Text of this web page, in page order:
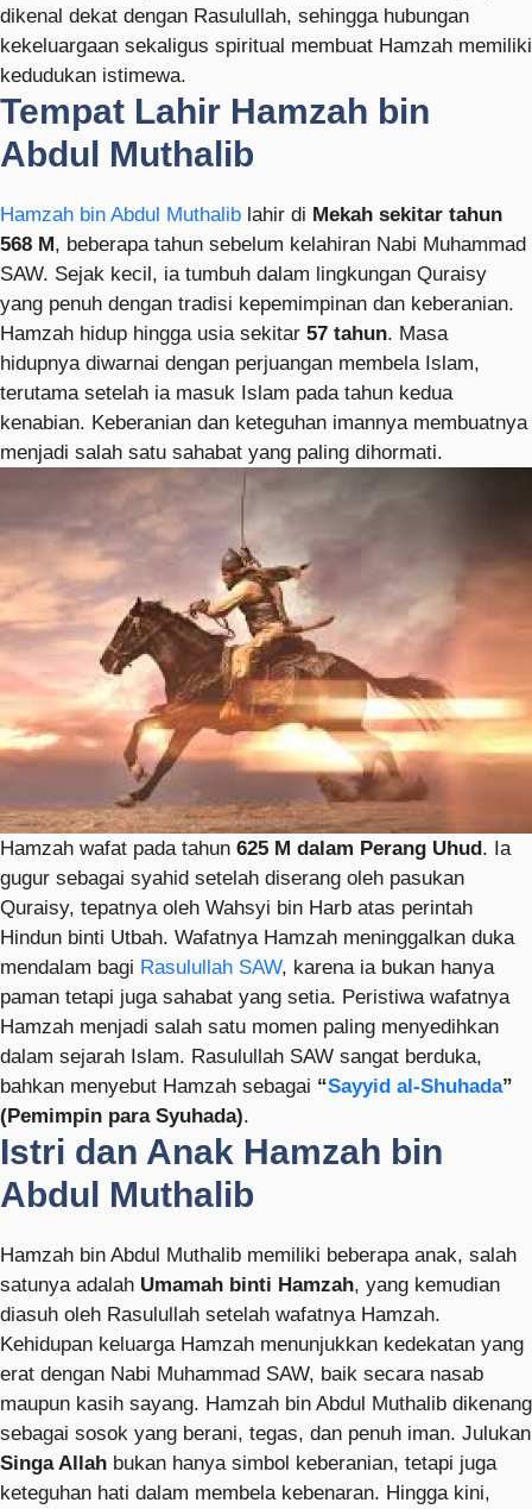
dikenal dekat dengan Rasulullah, sehingga hubungan
kekeluargaan sekaligus spiritual membuat Hamzah memiliki
kedudukan istimewa.
Tempat Lahir Hamzah bin
Abdul Muthalib
Hamzah bin Abdul Muthalib lahir di Mekah sekitar tahun
568 M , beberapa tahun sebelum kelahiran Nabi Muhammad
SAW. Sejak kecil, ia tumbuh dalam lingkungan Quraisy
yang penuh dengan tradisi kepemimpinan dan keberanian.
Hamzah hidup hingga usia sekitar 57 tahun. Masa
hidupnya diwarnai dengan perjuangan membela Islam,
terutama setelah ia masuk Islam pada tahun kedua
kenabian. Keberanian dan keteguhan imannya membuatnya
menjadi salah satu sahabat yang paling dihormati.
Hamzah wafat pada tahun 625 M dalam Perang Uhud. Ia
gugur sebagai syahid setelah diserang oleh pasukan
Quraisy, tepatnya oleh Wahsyi bin Harb atas perintah
Hindun binti Utbah. Wafatnya Hamzah meninggalkan duka
mendalam bagi Rasulullah SAW, karena ia bukan hanya
paman tetapi juga sahabat yang setia. Peristiwa wafatnya
Hamzah menjadi salah satu momen paling menyedihkan
dalam sejarah Islam. Rasulullah SAW sangat berduka,
bahkan menyebut Hamzah sebagai “Sayyid al-Shuhada”
(Pemimpin para Syuhada).
Istri dan Anak Hamzah bin
Abdul Muthalib
Hamzah bin Abdul Muthalib memiliki beberapa anak, salah
satunya adalah Umamah binti Hamzah, yang kemudian
diasuh oleh Rasulullah setelah wafatnya Hamzah.
Kehidupan keluarga Hamzah menunjukkan kedekatan yang
erat dengan Nabi Muhammad SAW, baik secara nasab
maupun kasih sayang. Hamzah bin Abdul Muthalib dikenang
sebagai sosok yang berani, tegas, dan penuh iman. Julukan
Singa Allah bukan hanya simbol keberanian, tetapi juga
keteguhan hati dalam membela kebenaran. Hingga kini,